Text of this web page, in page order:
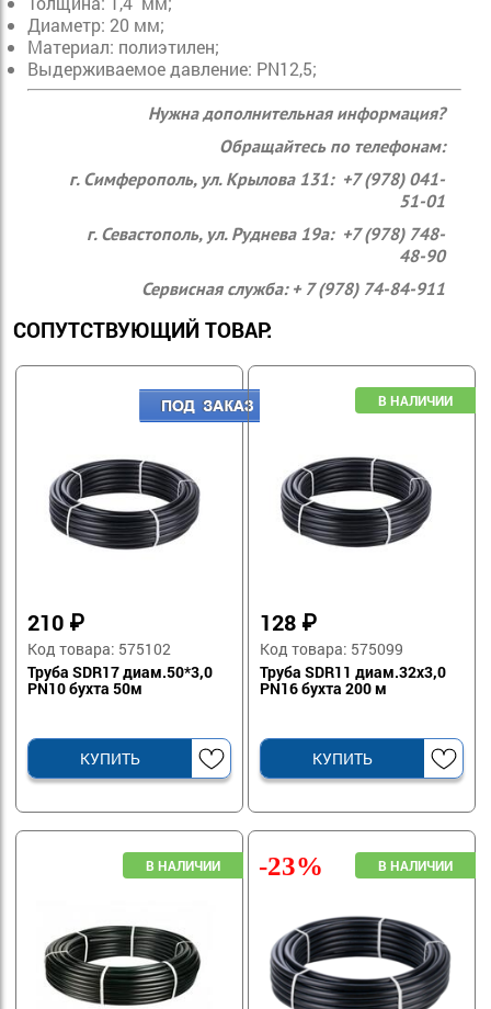
Диаметр: 20 мм;
Материал: полиэтилен;
Выдерживаемое давление: PN12,5;
Нужна дополнительная информация?
Обращайтесь по телефонам:
г. Симферополь, ул. Крылова 131: +7 (978) 041-
51-01
г. Севастополь, ул. Руднева 19а: +7 (978) 748-
48-90
Сервисная служба: + 7 (978) 74-84-911
СОПУТСТВУЮЩИЙ ТОВАР:
210 ₽
Код товара: 575102
Труба SDR17 диам.50*3,0
PN10 бухта 50м
КУПИТЬ
128 ₽
Код товара: 575099
Труба SDR11 диам.32х3,0
PN16 бухта 200 м
КУПИТЬ
-23%